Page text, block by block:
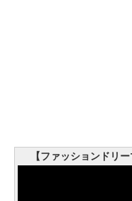
【ファッションドリ